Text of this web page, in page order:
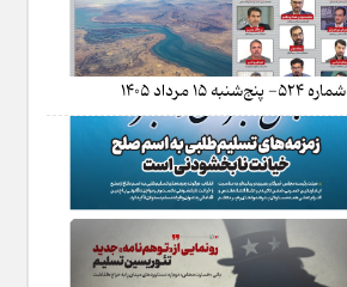
شماره 524- پنج‌شنبه 15 مرداد 1405